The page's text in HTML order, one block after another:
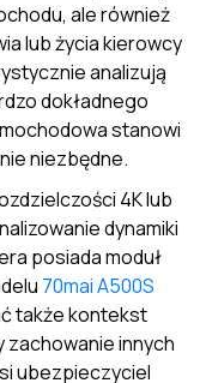
ale również
lub życia kierowcy
analizują
dokładnego
stanowi
niezbędne.
4K lub
dynamiki
posiada moduł
70mai A500S
także kontekst
innych
ubezpieczyciel